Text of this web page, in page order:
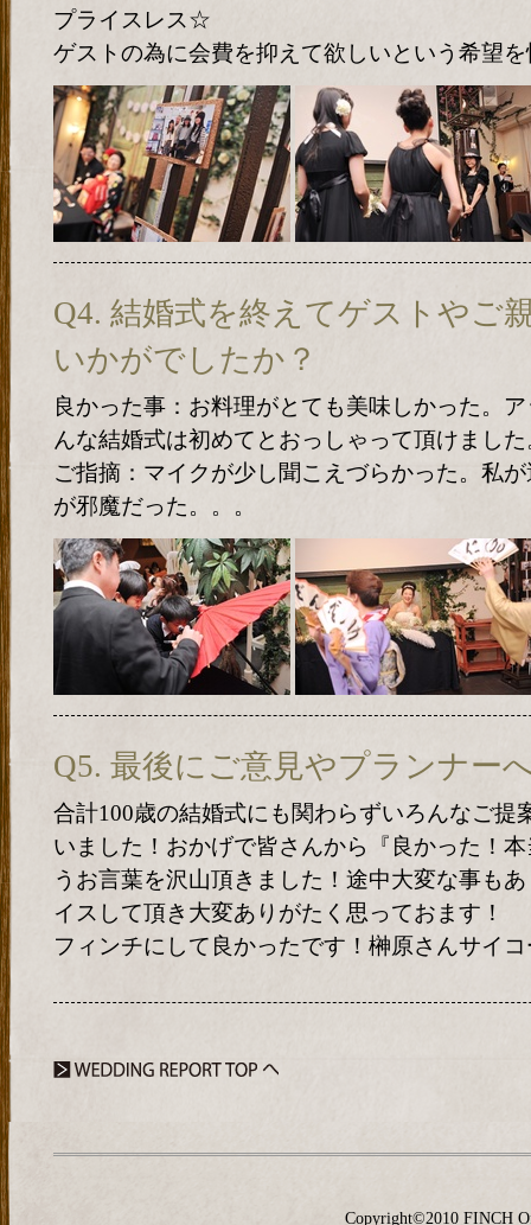
プライスレス☆
ゲストの為に会費を抑えて欲しいという希望
Q4. 結婚式を終えてゲストやご
いかがでしたか？
良かった事：お料理がとても美味しかった。
んな結婚式は初めてとおっしゃって頂けました
ご指摘：マイクが少し聞こえづらかった。私
が邪魔だった。。。
Q5. 最後にご意見やプランナー
合計100歳の結婚式にも関わらずいろんなご提
いました！おかげで皆さんから『良かった！
うお言葉を沢山頂きました！途中大変な事も
イスして頂き大変ありがたく思っておます！
フィンチにして良かったです！榊原さんサイ
Copyright©2010 FINCH